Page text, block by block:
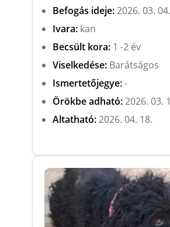
Befogás ideje:2026. 03. 04.
Ivara:kan
Becsült kora:1 -2 év
Viselkedése:Barátságos
Ismertetőjegye:-
Örökbe adható:2026. 03.
Altatható:2026. 04. 18.